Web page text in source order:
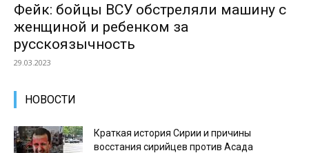
Фейк: бойцы ВСУ обстреляли машину с
женщиной и ребенком за
русскоязычность
29.03.2023
НОВОСТИ
Краткая история Сирии и причины
восстания сирийцев против Асада